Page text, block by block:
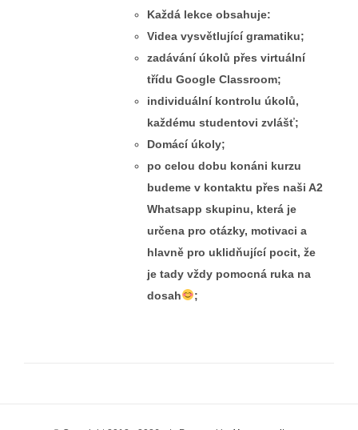
Každá lekce obsahuje:
Videa vysvětlující gramatiku;
zadávání úkolů přes virtuální
třídu Google Classroom;
individuální kontrolu úkolů,
každému studentovi zvlášť;
Domácí úkoly;
po celou dobu konáni kurzu
budeme v kontaktu přes naši A2
Whatsapp skupinu, která je
určena pro otázky, motivaci a
hlavně pro uklidňující pocit, že
je tady vždy pomocná ruka na
dosah
;